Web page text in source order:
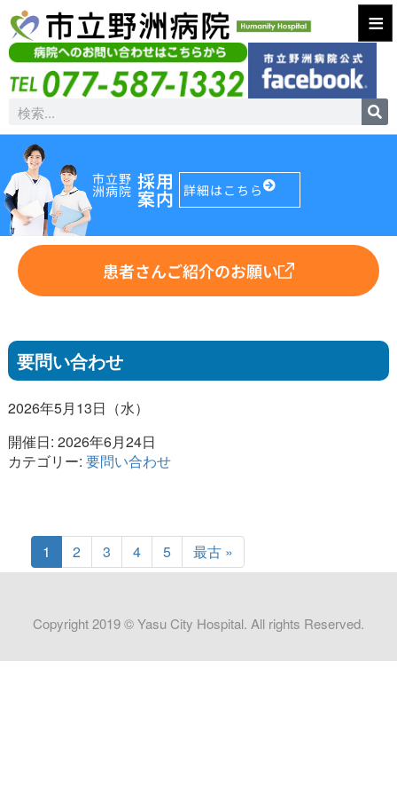
≡
市立野
洲病院 採用
案内 詳細はこちら
患者さんご紹介のお願い
要問い合わせ
2026年5月13日（水）
開催日: 2026年6月24日
カテゴリー: 要問い合わせ
1 2 3 4 5 最古 »
Copyright 2019 © Yasu City Hospital. All rights Reserved.